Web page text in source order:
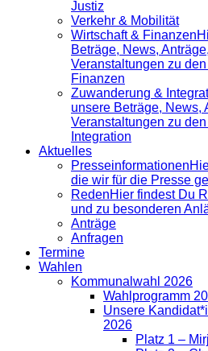
Justiz
Verkehr & Mobilität
Wirtschaft & Finanzen
Beträge, News,
Veranstaltungen zu
Finanzen
Zuwanderung &
unsere Beträge, News,
Veranstaltungen zu
Integration
Aktuelles
Presse­informationen
die wir für die Presse
RedenHier findest Du
und zu besonderen
Anträge
Anfragen
Termine
Wahlen
Kommunalwahl 2026
Wahlprogramm
Unsere
2026
Platz 1 –